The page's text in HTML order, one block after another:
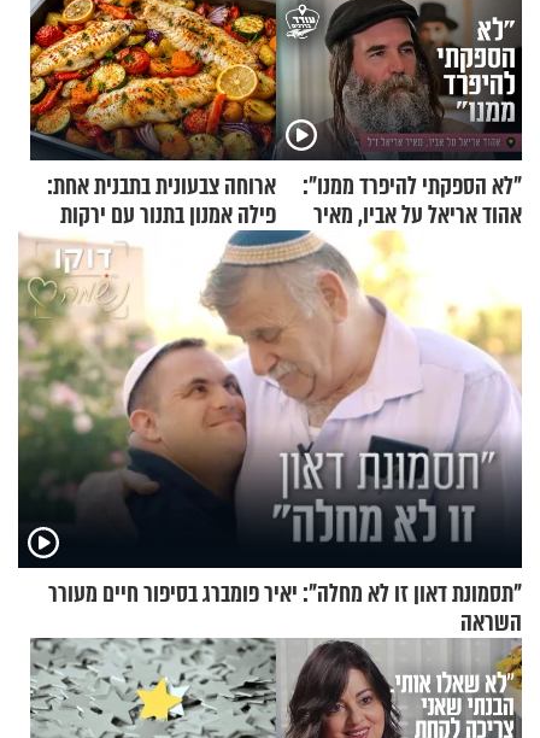
"לא הספקתי להיפרד ממנו":
אהוד אריאל על אביו, מאיר
ארוחה צבעונית בתבנית אחת:
פילה אמנון בתנור עם ירקות
"תסמונת דאון זו לא מחלה": יאיר פומברג בסיפור חיים מעורר
השראה